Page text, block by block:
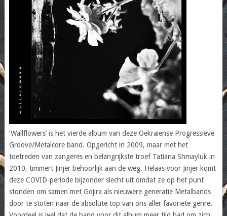
‘Wallflowers’ is het vierde album van deze Oekraïense Progressieve
Groove/Metalcore band. Opgericht in 2009, maar met het
toetreden van zangeres en belangrijkste troef Tatiana Shmayluk in
2010, timmert Jinjer behoorlijk aan de weg. Helaas voor Jinjer komt
deze COVID-periode bijzonder slecht uit omdat ze op het punt
stonden om samen met Gojira als nieuwere generatie Metalbands
door te stoten naar de absolute top van ons aller favoriete genre.